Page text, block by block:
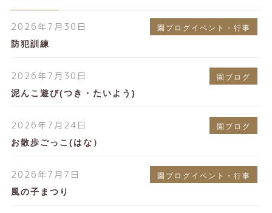
2026年7月30日 園ブログイベント・行事
防犯訓練
2026年7月30日 園ブログ
泥んこ遊び(つき・たいよう)
2026年7月24日 園ブログ
お散歩ごっこ(はな）
2026年7月7日 園ブログイベント・行事
風の子まつり